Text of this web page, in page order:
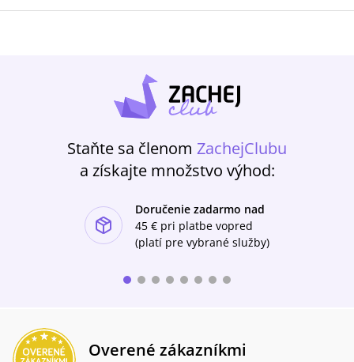
života a mnohdy i sami sobě. Kromě Pepy
padesát let, určitě si tu najdete svého zvířecích
hrdinu, se kterým se možná v mnohém
ztotožníte.
Staňte sa členom ZachejClubu
a získajte množstvo výhod:
Doručenie zadarmo nad
45 € pri platbe vopred
(platí pre vybrané služby)
Overené zákazníkmi